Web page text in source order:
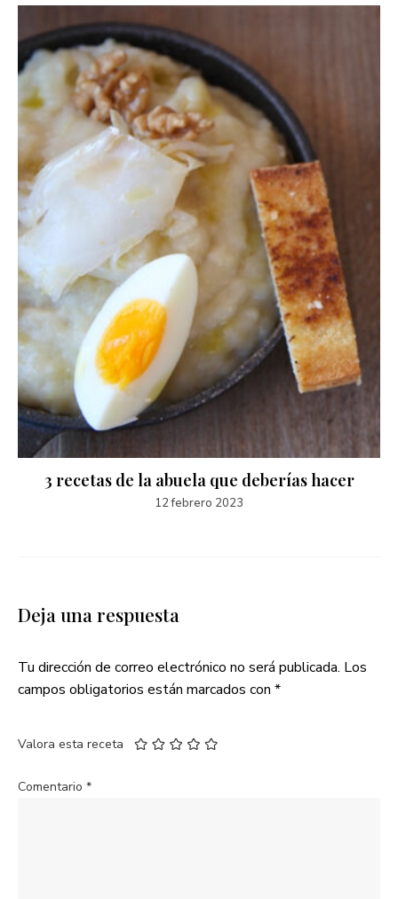
3 recetas de la abuela que deberías hacer
12 febrero 2023
Deja una respuesta
Tu dirección de correo electrónico no será publicada. Los
campos obligatorios están marcados con *
Valora esta receta
Comentario *